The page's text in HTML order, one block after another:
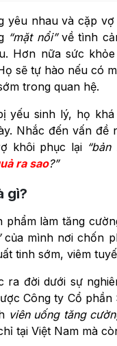
yêu nhau và cặp
“mặt nổi”về tình
Hơn nữa sức
sẽ tự hào nếu có
trong quan hệ.
yếu sinh lý, họ
Nhắc đến vấn
khôi phục lại “bản
ra sao?”
gì?
phẩm làm tăng
của mình nơi chốn
tinh sớm, viêm
ra đời dưới sự
Công ty Cổ
viên uống tăng
tại Việt Nam mà